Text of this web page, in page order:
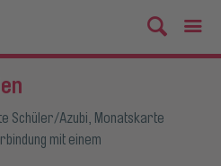
Schüler/Azubi, Monatskarte
mit einem